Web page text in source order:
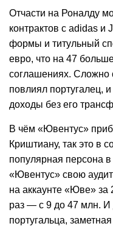
Отчасти на Роналду
контрактов с adidas и
формы и титульный
евро, что на 47
соглашениях. Сложно
повлиял португалец,
доходы без его
В чём «Ювентус»
Криштиану, так это в
популярная персона
«Ювентус» свою
на аккаунте «Юве» за
раз — с 9 до 47 млн. И
португальца,